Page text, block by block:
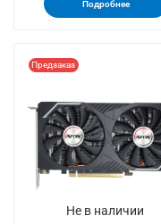
Подробнее
Не в наличии
Предзаказ